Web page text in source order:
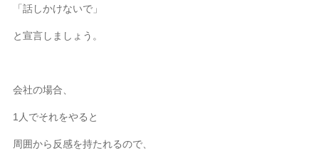
「話しかけないで」
と宣言しましょう。
会社の場合、
1人でそれをやると
周囲から反感を持たれるので、